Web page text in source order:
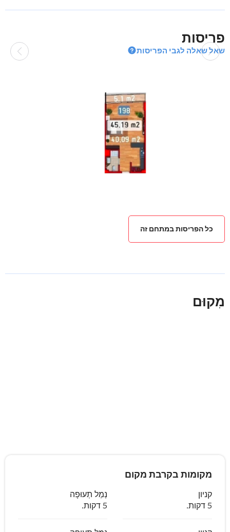
פריסות
שאל שאלה לגבי הפריסות
כל הפריסות במתחם זה
מִקוּם
מקומות בקרבת מקום
קניון
5 דקות.
נְמַל תְעוּפָה
5 דקות.